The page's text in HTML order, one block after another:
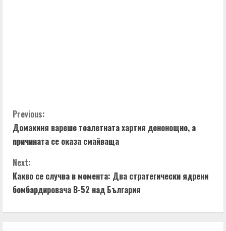
C
o
n
t
Previous:
Домакиня вареше тоалетната хартия денонощно, а
причината се оказа смайваща
Next:
Какво се случва в момента: Два стратегически ядрени
бомбардировача B-52 над България